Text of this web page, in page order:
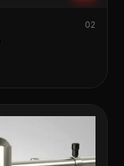
02